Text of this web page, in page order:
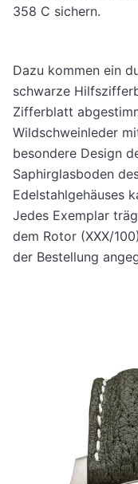
358 C sichern.
Dazu kommen ein
schwarze
Zifferblatt
Wildschweinleder
besondere Design
Saphirglasboden
Edelstahlgehäuses
Jedes Exemplar
dem Rotor (XXX/
der Bestellung